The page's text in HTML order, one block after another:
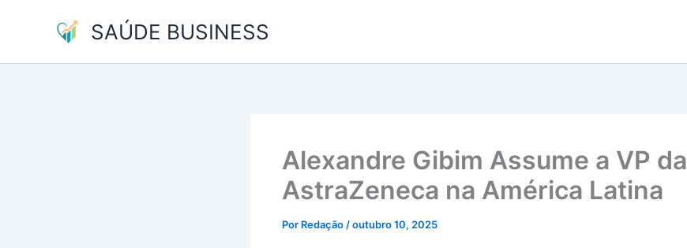
SAÚDE BUSINESS
Alexandre Gibim Assume a VP da
AstraZeneca na América Latina
Por Redação /outubro 10, 2025